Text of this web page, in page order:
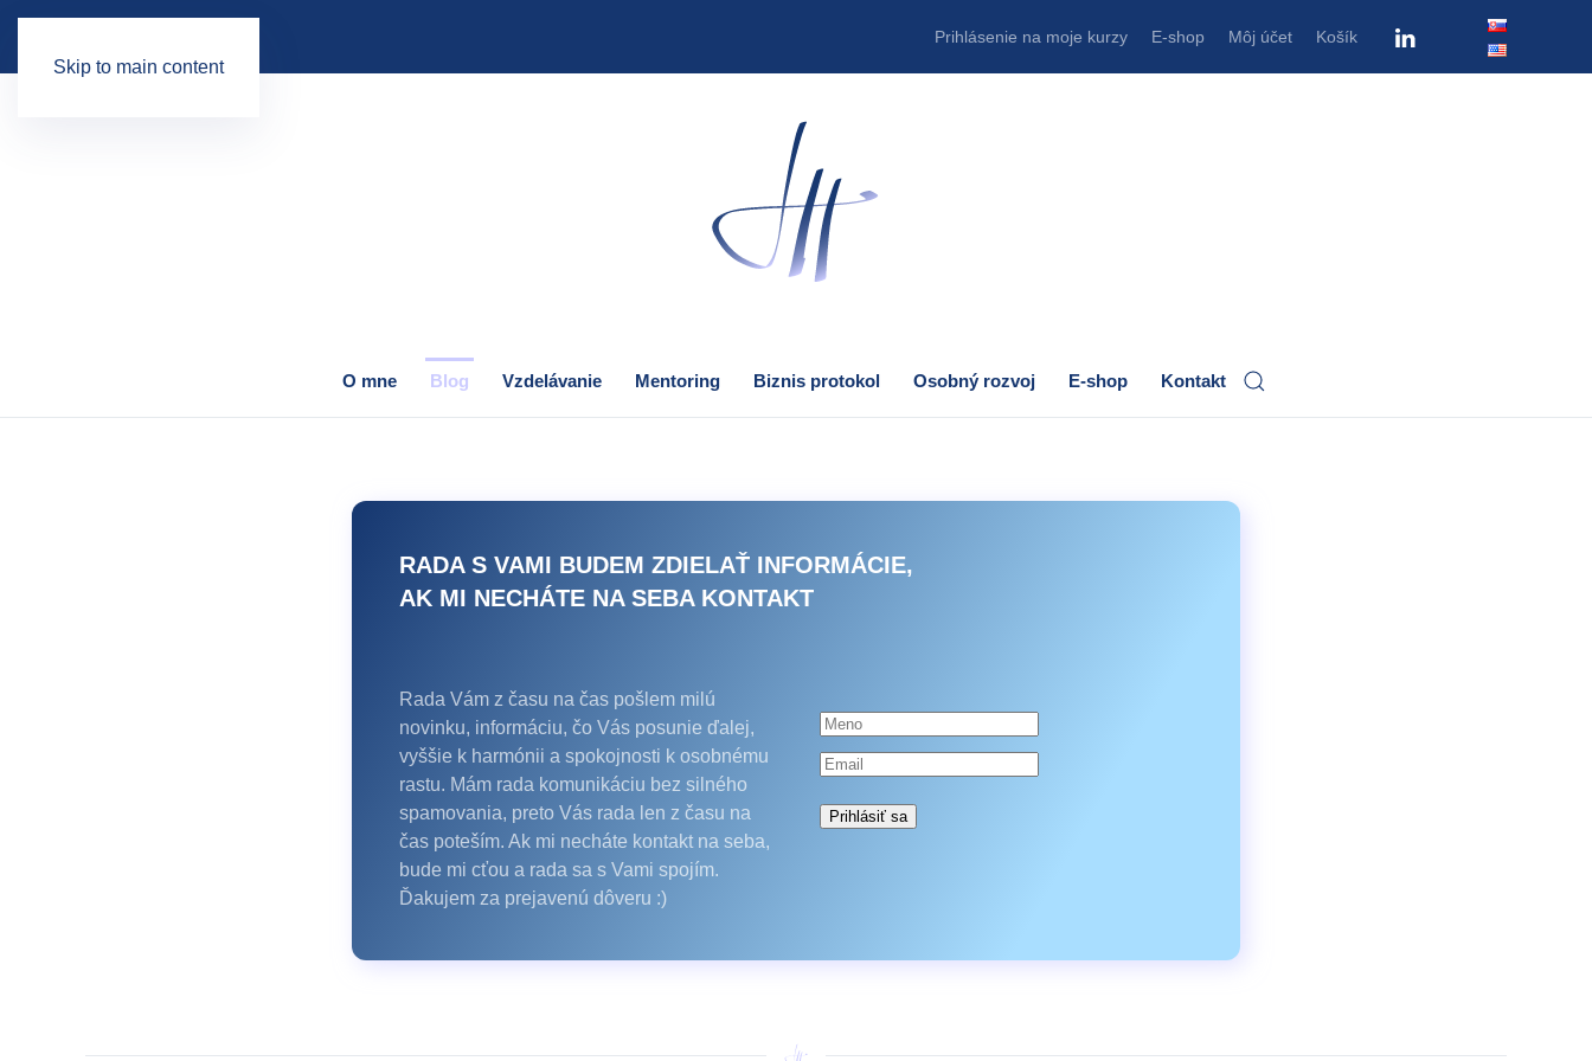
Skip to main content
Prihlásenie na moje kurzy E-shop Môj účet Košík
O mne Blog Vzdelávanie Mentoring Biznis protokol Osobný rozvoj E-shop Kontakt
RADA S VAMI BUDEM ZDIELAŤ INFORMÁCIE,
AK MI NECHÁTE NA SEBA KONTAKT
Rada Vám z času na čas pošlem milú
novinku, informáciu, čo Vás posunie ďalej,
vyššie k harmónii a spokojnosti k osobnému
rastu. Mám rada komunikáciu bez silného
spamovania, preto Vás rada len z času na
čas poteším. Ak mi necháte kontakt na seba,
bude mi cťou a rada sa s Vami spojím.
Ďakujem za prejavenú dôveru :)
Prihlásiť sa